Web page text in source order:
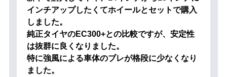
インチアップしたくてホイールとセットで購入
しました。
純正タイヤのEC300+との比較ですが、安定性
は抜群に良くなりました。
特に強風による車体のブレが格段に少なくなり
ました。